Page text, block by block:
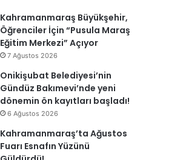
Kahramanmaraş Büyükşehir,
Öğrenciler İçin “Pusula Maraş
Eğitim Merkezi” Açıyor
7 Ağustos 2026
Onikişubat Belediyesi’nin
Gündüz Bakımevi’nde yeni
dönemin ön kayıtları başladı!
6 Ağustos 2026
Kahramanmaraş’ta Ağustos
Fuarı Esnafın Yüzünü